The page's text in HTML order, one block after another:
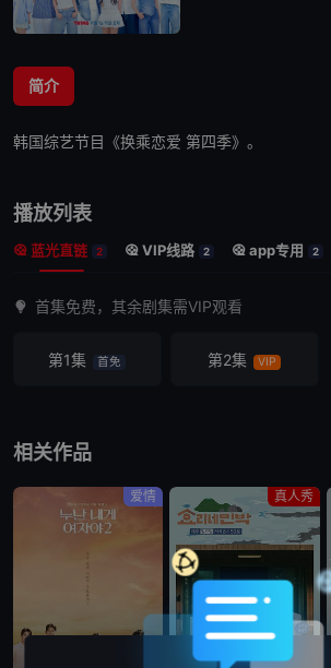
简介
韩国综艺节目《换乘恋爱 第四季》。
播放列表
蓝光直链 2 VIP线路 2 app专用 2
首集免费，其余剧集需VIP观看
第1集 首免 第2集 VIP
相关作品
爱情 真人秀